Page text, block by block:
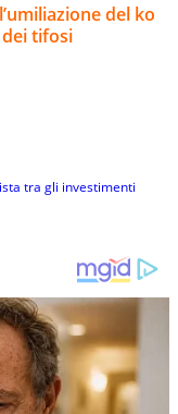
del ko
tifosi
tra gli investimenti